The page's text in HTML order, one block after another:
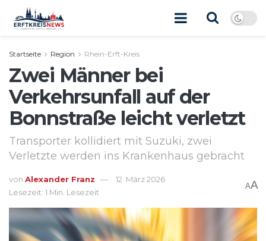
Startseite Region Rhein-Erft-Kreis
Zwei Männer bei
Verkehrsunfall auf der
Bonnstraße leicht verletzt
Transporter kollidiert mit Suzuki, zwei
Verletzte werden ins Krankenhaus gebracht
von Alexander Franz
12. März 2026
Lesezeit: 1 Min. Lesezeit
AA